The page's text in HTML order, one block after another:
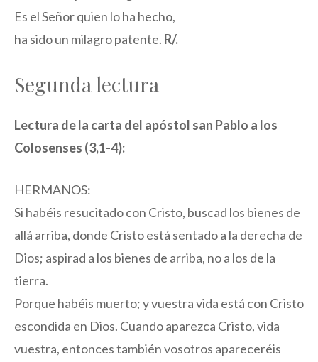
Es el Señor quien lo ha hecho,
ha sido un milagro patente. R/.
Segunda lectura
Lectura de la carta del apóstol san Pablo a los
Colosenses (3,1-4):
HERMANOS:
Si habéis resucitado con Cristo, buscad los bienes de
allá arriba, donde Cristo está sentado a la derecha de
Dios; aspirad a los bienes de arriba, no a los de la
tierra.
Porque habéis muerto; y vuestra vida está con Cristo
escondida en Dios. Cuando aparezca Cristo, vida
vuestra, entonces también vosotros apareceréis